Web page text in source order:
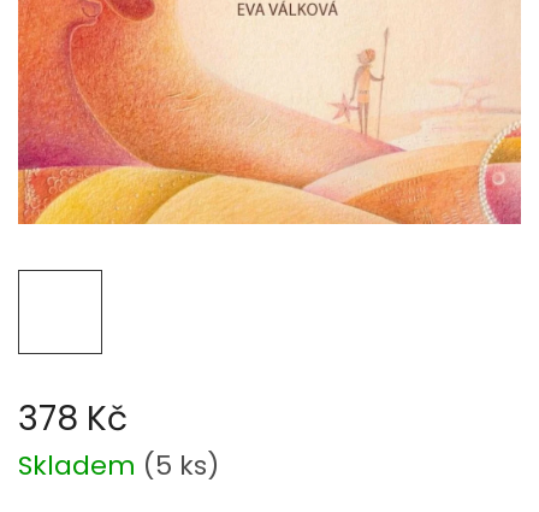
378 Kč
Měrná
cena:
Skladem (5 ks)